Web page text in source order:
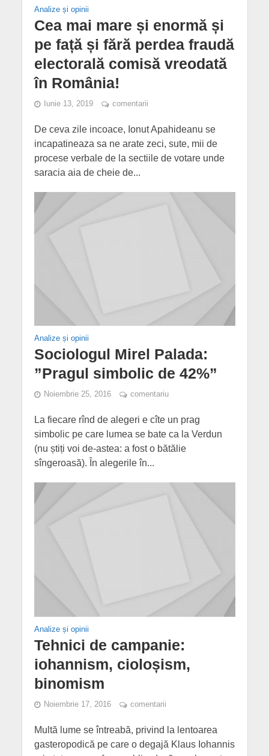
Analize și opinii
Cea mai mare și enormă și
pe față și fără perdea fraudă
electorală comisă vreodată
în România!
Iunie 13, 2019 comentarii
De ceva zile incoace, Ionut Apahideanu se
incapatineaza sa ne arate zeci, sute, mii de
procese verbale de la sectiile de votare unde
saracia aia de cheie de...
Analize și opinii
Sociologul Mirel Palada:
”Pragul simbolic de 42%”
Noiembrie 25, 2016 comentariu
La fiecare rînd de alegeri e cîte un prag
simbolic pe care lumea se bate ca la Verdun
(nu știți voi de-astea: a fost o bătălie
sîngeroasă). În alegerile în...
Analize și opinii
Tehnici de campanie:
iohannism, cioloșism,
binomism
Noiembrie 17, 2016 comentarii
Multă lume se întreabă, privind la lentoarea
gasteropodică pe care o degajă Klaus Iohannis